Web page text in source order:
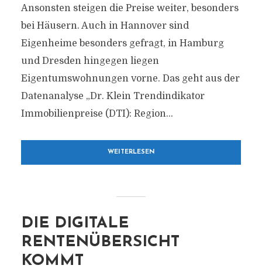
Ansonsten steigen die Preise weiter, besonders
bei Häusern. Auch in Hannover sind
Eigenheime besonders gefragt, in Hamburg
und Dresden hingegen liegen
Eigentumswohnungen vorne. Das geht aus der
Datenanalyse „Dr. Klein Trendindikator
Immobilienpreise (DTI): Region...
WEITERLESEN
DIE DIGITALE
RENTENÜBERSICHT
KOMMT